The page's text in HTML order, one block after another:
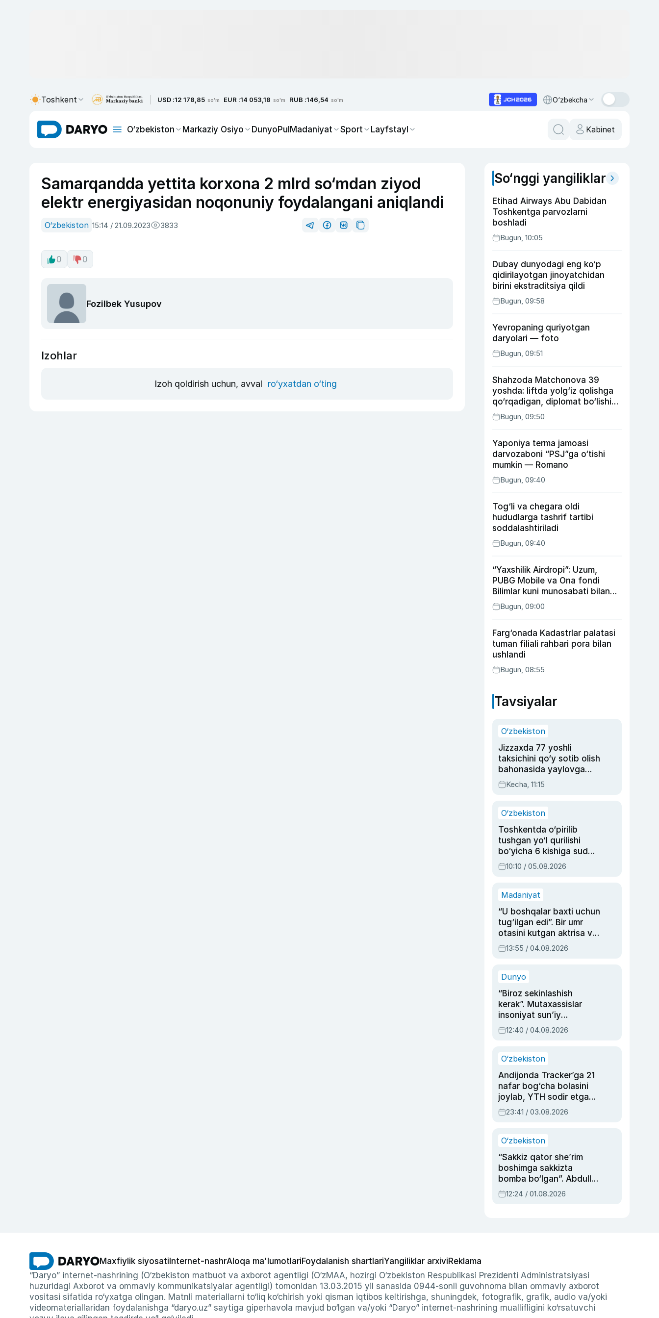
Toshkent USD :12 178,85 so'm EUR :14 053,18 so'm RUB :146,54 so'm O‘zbekcha
O‘zbekiston Markaziy Osiyo DunyoPulMadaniyat Sport Layfstayl Kabinet
Samarqandda yettita korxona 2 mlrd so‘mdan ziyod
elektr energiyasidan noqonuniy foydalangani aniqlandi
O‘zbekiston 15:14 / 21.09.2023 3833
0 0
Fozilbek Yusupov
Izohlar
Izoh qoldirish uchun, avval ro‘yxatdan o‘ting
So‘nggi yangiliklar
Etihad Airways Abu Dabidan
Toshkentga parvozlarni
boshladi
Bugun, 10:05
Dubay dunyodagi eng ko‘p
qidirilayotgan jinoyatchidan
birini ekstraditsiya qildi
Bugun, 09:58
Yevropaning quriyotgan
daryolari — foto
Bugun, 09:51
Shahzoda Matchonova 39
yoshda: liftda yolg‘iz qolishga
qo‘rqadigan, diplomat bo‘lishi
kutilgan, ukasidan xafa bo‘lgan
aktrisa haqida
Bugun, 09:50
Yaponiya terma jamoasi
darvozaboni “PSJ”ga o‘tishi
mumkin — Romano
Bugun, 09:40
Tog‘li va chegara oldi
hududlarga tashrif tartibi
soddalashtiriladi
Bugun, 09:40
“Yaxshilik Airdropi”: Uzum,
PUBG Mobile va Ona fondi
Bilimlar kuni munosabati bilan
xayriya tadbirini yo‘lga
qo‘ymoqda
Bugun, 09:00
Farg‘onada Kadastrlar palatasi
tuman filiali rahbari pora bilan
ushlandi
Bugun, 08:55
Tavsiyalar
O‘zbekiston
Jizzaxda 77 yoshli
taksichini qo‘y sotib olish
bahonasida yaylovga
olib borib o‘ldirgan yigit
20 yilga qamaldi
Kecha, 11:15
O‘zbekiston
Toshkentda o‘pirilib
tushgan yo‘l qurilishi
bo‘yicha 6 kishiga sud
hukmi o‘qildi
10:10 / 05.08.2026
Madaniyat
“U boshqalar baxti uchun
tug‘ilgan edi”. Bir umr
otasini kutgan aktrisa va
dublyaj ustasi Rimma
Ahmedovaning
13:55 / 04.08.2026
Dunyo
“Biroz sekinlashish
kerak”. Mutaxassislar
insoniyat sun’iy
intellektni boshqara
olmay qolishidan xavotir
12:40 / 04.08.2026
O‘zbekiston
Andijonda Tracker’ga 21
nafar bog‘cha bolasini
joylab, YTH sodir etgan
ayolga sud hukmi o‘qildi
23:41 / 03.08.2026
O‘zbekiston
“Sakkiz qator she’rim
boshimga sakkizta
bomba bo‘lgan”. Abdulla
Oripovni siyosiy
ayblovlardan asrab
12:24 / 01.08.2026
Maxfiylik siyosati Internet-nashrAloqa ma'lumotlariFoydalanish shartlariYangiliklar arxiviReklama
“Daryo” internet-nashrining (O‘zbekiston matbuot va axborot agentligi (O‘zMAA, hozirgi O‘zbekiston Respublikasi Prezidenti Administratsiyasi
huzuridagi Axborot va ommaviy kommunikatsiyalar agentligi) tomonidan 13.03.2015 yil sanasida 0944-sonli guvohnoma bilan ommaviy axborot
vositasi sifatida ro‘yxatga olingan. Matnli materiallarni to‘liq ko‘chirish yoki qisman iqtibos keltirishga, shuningdek, fotografik, grafik, audio va/yoki
videomateriallaridan foydalanishga “daryo.uz” saytiga giperhavola mavjud bo‘lgan va/yoki “Daryo” internet-nashrining muallifligini ko‘rsatuvchi